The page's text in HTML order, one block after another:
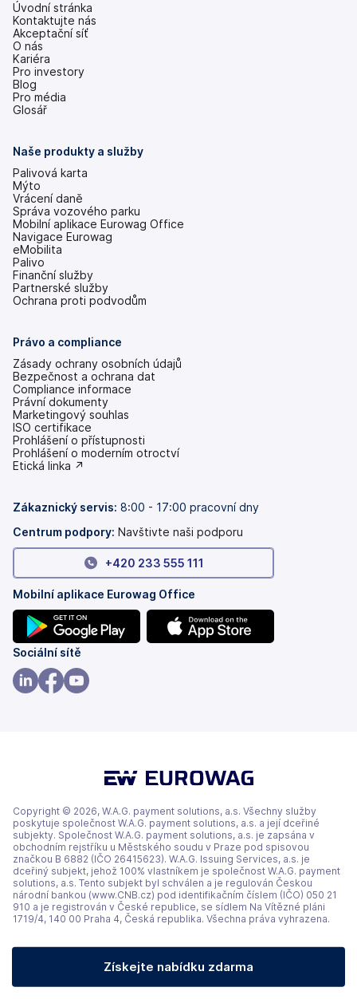
Úvodní stránka
Kontaktujte nás
Akceptační síť
O nás
Kariéra
Pro investory
(se
v
nových
Blog
Pro média
Glosář
Naše produkty a služby
Palivová karta
Mýto
Vrácení daně
Správa vozového parku
Mobilní aplikace Eurowag Office
Navigace Eurowag
eMobilita
Palivo
Finanční služby
Partnerské služby
Ochrana proti podvodům
Právo a compliance
Zásady ochrany osobních údajů
Bezpečnost a ochrana dat
Compliance informace
Právní dokumenty
Marketingový souhlas
ISO certifikace
Prohlášení o přístupnosti
(se
v
Prohlášení o moderním otroctví
(se
záložkách)
Etická linka ↗
Zákaznický servis: 8:00 - 17:00 pracovní dny
Centrum podpory: Navštivte naši podporu
+420 233 555 111
Mobilní aplikace Eurowag Office
(se
v
nových
Sociální sítě
Copyright © 2026, W.A.G. payment solutions, a.s. Všechny služby
poskytuje společnost W.A.G. payment solutions, a.s. a její dceřiné
subjekty. Společnost W.A.G. payment solutions, a.s. je zapsána v
obchodním rejstříku u Městského soudu v Praze pod spisovou
značkou B 6882 (IČO 26415623). W.A.G. Issuing Services, a.s. je
dceřiný subjekt, jehož 100% vlastníkem je společnost W.A.G. payment
solutions, a.s. Tento subjekt byl schválen a je regulován Českou
národní bankou (www.CNB.cz) pod identifikačním číslem (IČO) 050 21
910 a je registrován v České republice, se sídlem Na Vítězné pláni
1719/4, 140 00 Praha 4, Česká republika. Všechna práva vyhrazena.
Získejte nabídku zdarma